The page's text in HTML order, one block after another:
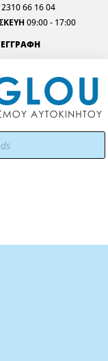
66 16 04
09:00 - 17:00
ΕΓΓΡΑΦΗ